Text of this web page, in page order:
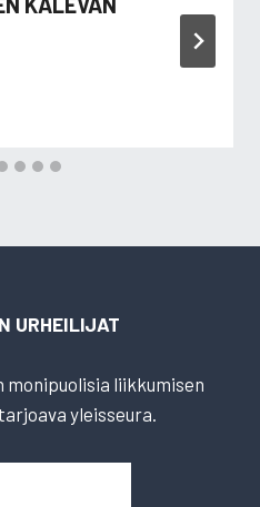
URHEILIJAT
monipuolisia liikkumisen
yleisseura.